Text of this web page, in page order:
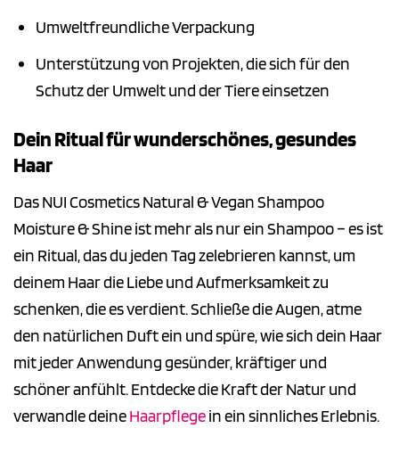
Umweltfreundliche Verpackung
Unterstützung von Projekten, die sich für den
Schutz der Umwelt und der Tiere einsetzen
Dein Ritual für wunderschönes, gesundes
Haar
Das NUI Cosmetics Natural & Vegan Shampoo
Moisture & Shine ist mehr als nur ein Shampoo – es ist
ein Ritual, das du jeden Tag zelebrieren kannst, um
deinem Haar die Liebe und Aufmerksamkeit zu
schenken, die es verdient. Schließe die Augen, atme
den natürlichen Duft ein und spüre, wie sich dein Haar
mit jeder Anwendung gesünder, kräftiger und
schöner anfühlt. Entdecke die Kraft der Natur und
verwandle deineHaarpflegein ein sinnliches Erlebnis.